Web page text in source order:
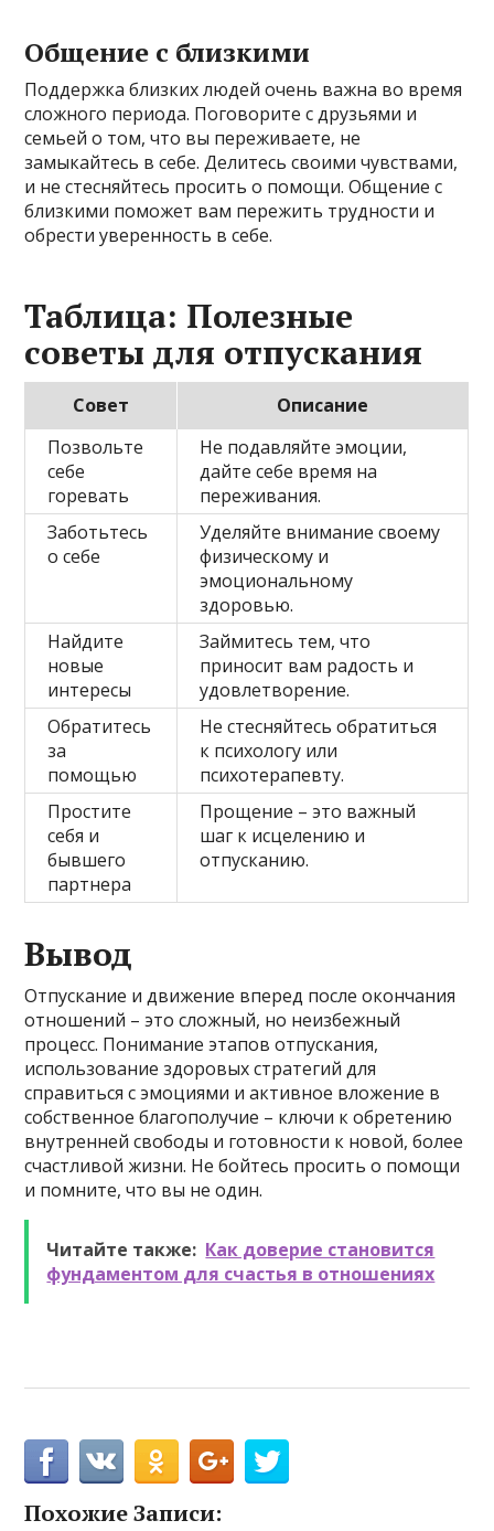
Общение с близкими
Поддержка близких людей очень важна во время
сложного периода. Поговорите с друзьями и
семьей о том, что вы переживаете, не
замыкайтесь в себе. Делитесь своими чувствами,
и не стесняйтесь просить о помощи. Общение с
близкими поможет вам пережить трудности и
обрести уверенность в себе.
Таблица: Полезные
советы для отпускания
Совет
Описание
Позвольте
себе
горевать
Не подавляйте эмоции,
дайте себе время на
переживания.
Заботьтесь
о себе
Уделяйте внимание своему
физическому и
эмоциональному
здоровью.
Найдите
новые
интересы
Займитесь тем, что
приносит вам радость и
удовлетворение.
Обратитесь
за
помощью
Не стесняйтесь обратиться
к психологу или
психотерапевту.
Простите
себя и
бывшего
партнера
Прощение – это важный
шаг к исцелению и
отпусканию.
Вывод
Отпускание и движение вперед после окончания
отношений – это сложный, но неизбежный
процесс. Понимание этапов отпускания,
использование здоровых стратегий для
справиться с эмоциями и активное вложение в
собственное благополучие – ключи к обретению
внутренней свободы и готовности к новой, более
счастливой жизни. Не бойтесь просить о помощи
и помните, что вы не один.
Читайте также: Как доверие становится
фундаментом для счастья в отношениях
Похожие Записи: